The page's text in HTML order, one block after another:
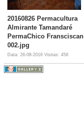
20160826 Permacultura
Almirante Tamandaré
PermaChico Fransciscan
002.jpg
Data: 26-08-2016 Visitas: 458